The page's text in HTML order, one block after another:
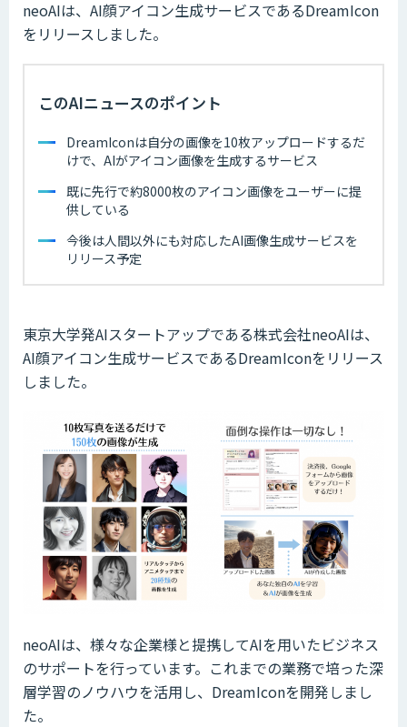
neoAIは、AI顔アイコン生成サービスであるDreamIcon
をリリースしました。
このAIニュースのポイント
DreamIconは自分の画像を10枚アップロードするだ
けで、AIがアイコン画像を生成するサービス
既に先行で約8000枚のアイコン画像をユーザーに提
供している
今後は人間以外にも対応したAI画像生成サービスを
リリース予定
東京大学発AIスタートアップである株式会社neoAIは、
AI顔アイコン生成サービスであるDreamIconをリリース
しました。
neoAIは、様々な企業様と提携してAIを用いたビジネス
のサポートを行っています。これまでの業務で培った深
層学習のノウハウを活用し、DreamIconを開発しまし
た。